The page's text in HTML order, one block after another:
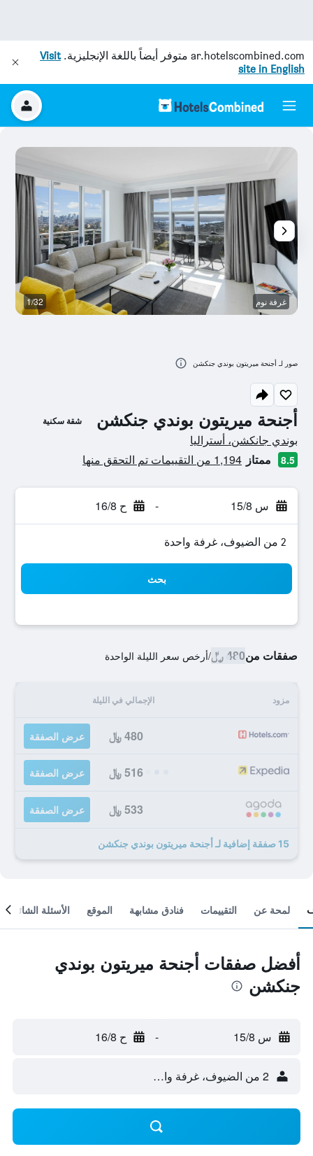
ar.hotelscombined.com متوفر أيضاً باللغة الإنجليزية.Visit
site in English
أجنحة ميريتون بوندي جنكشن شقة سكنية
تقييم فئة 0
بوندي جانكشن، أستراليا
8.5 ممتاز 1,194 من التقييمات تم التحقق منها
س 15/8 - ح 16/8
2 من الضيوف، غرفة واحدة
بحث
صفقات من480 ﷼ /أرخص سعر الليلة الواحدة
مزود الإجمالي في الليلة
480 ﷼ عرض الصفقة
516 ﷼ عرض الصفقة
533 ﷼ عرض الصفقة
15 صفقة إضافية لـ أجنحة ميريتون بوندي جنكشن
غرفة نوم 1/32
صور لـ أجنحة ميريتون بوندي جنكشن
لمحة عن التقييمات فنادق مشابهة الموقع الأسئلة الشائعة
أفضل صفقات أجنحة ميريتون بوندي
جنكشن
س 15/8 - ح 16/8
2 من الضيوف، غرفة واحدة